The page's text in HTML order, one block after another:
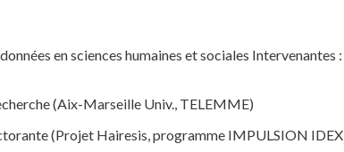
en sciences humaines et sociales Intervenantes :
(Aix-Marseille Univ., TELEMME)
(Projet Hairesis, programme IMPULSION IDEX